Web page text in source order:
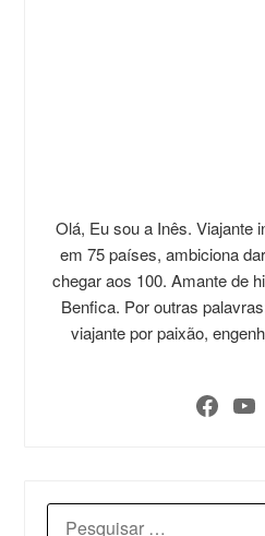
Olá, Eu sou a Inês. Viajante
em 75 países, ambiciona
chegar aos 100. Amante de
Benfica. Por outras
viajante por paixão,